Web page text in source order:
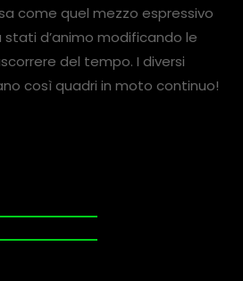
come quel mezzo espressivo
d’animo modificando le
del tempo. I diversi
così quadri in moto continuo!